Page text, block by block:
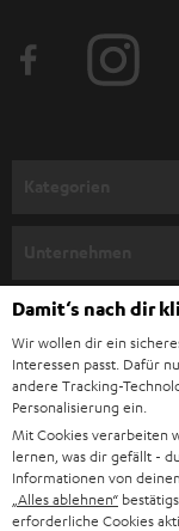
e
l
d
u
n
g
SOUNDBAR
HIFI-LAUTSPRECHER
SMART HOME
BLUETOOTH-
SUPPORT
KARRIERE
PRESSE & MARKETING
GESCHÄFTSKUNDEN
PARTNERPROGRAMM
Teufel Onlineshops
DEUTSCHLAND
ÖSTERREICH
SCHWEIZ
Damit‘s nach dir
Wir wollen dir ein
Interessen passt. Dafür
andere Tracking-
Personalisierung ein.
Mit Cookies verarbeiten
lernen, was dir gefällt -
Informationen von
„Alles ablehnen“
erforderliche Cookies